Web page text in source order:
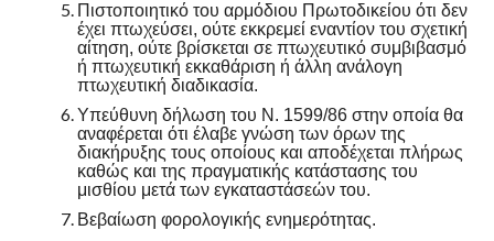
Πιστοποιητικό του αρμόδιου Πρωτοδικείου ότι δεν
έχει πτωχεύσει, ούτε εκκρεμεί εναντίον του σχετική
αίτηση, ούτε βρίσκεται σε πτωχευτικό συμβιβασμό
ή πτωχευτική εκκαθάριση ή άλλη ανάλογη
πτωχευτική διαδικασία.
Υπεύθυνη δήλωση του Ν. 1599/86 στην οποία θα
αναφέρεται ότι έλαβε γνώση των όρων της
διακήρυξης τους οποίους και αποδέχεται πλήρως
καθώς και της πραγματικής κατάστασης του
μισθίου μετά των εγκαταστάσεών του.
Βεβαίωση φορολογικής ενημερότητας.